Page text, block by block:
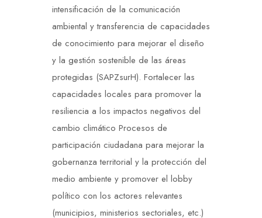
intensificación de la comunicación
ambiental y transferencia de capacidades
de conocimiento para mejorar el diseño
y la gestión sostenible de las áreas
protegidas (SAPZsurH). Fortalecer las
capacidades locales para promover la
resiliencia a los impactos negativos del
cambio climático Procesos de
participación ciudadana para mejorar la
gobernanza territorial y la protección del
medio ambiente y promover el lobby
político con los actores relevantes
(municipios, ministerios sectoriales, etc.)